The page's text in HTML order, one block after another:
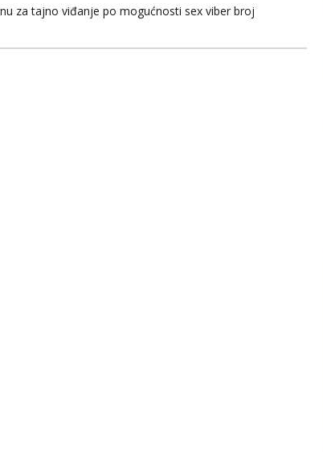
za tajno viđanje po mogućnosti sex viber broj